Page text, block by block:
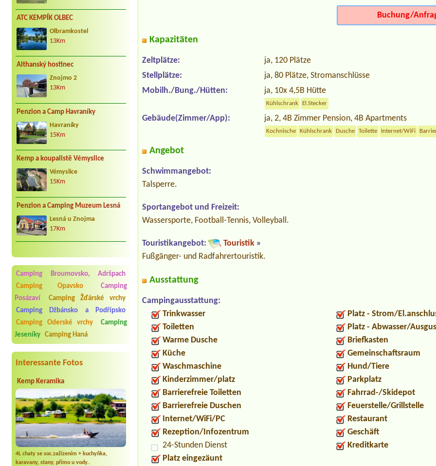
ATC KEMPÍK OLBEC
Olbramkostel
13Km
Althanský hostinec
Znojmo 2
13Km
Penzion a Camp Havraníky
Havraníky
15Km
Kemp a koupalistě Vémyslice
Vémyslice
15Km
Penzion a Camping Muzeum Lesná
Lesná u Znojma
17Km
Camping Broumovsko, Adršpach
Camping Opavsko
Camping
Posázaví
Camping Žďárské vrchy
Camping Džbánsko a Podřípsko
Camping Oderské vrchy
Camping
Jeseníky Camping Haná
Interessante Fotos
Kemp Keramika
4L chaty se soc.zažízením + kuchyňka,
karavany, stany, přímo u vody..
Buchung/
Kapazitäten
Zeltplätze:
ja, 120 Plätze
Stellplätze:
ja, 80 Plätze, Stromanschlüsse
Mobilh./Bung./Hütten:
ja, 10x 4,5B Hütte
Kühlschrank El.Stecker
Gebäude(Zimmer/App): ja, 2, 4B Zimmer Pension, 4B Apartments
Kochnische Kühlschrank Dusche Toilette Internet/WiFi
Angebot
Schwimmangebot:
Talsperre.
Sportangebot und Freizeit:
Wassersporte, Football-Tennis, Volleyball.
Touristikangebot: Touristik »
Fußgänger- und Radfahrertouristik.
Ausstattung
Campingausstattung:
Trinkwasser
Toiletten
Warme Dusche
Küche
Waschmaschine
Kinderzimmer/platz
Barrierefreie Toiletten
Barrierefreie Duschen
Internet/WiFi/PC
Rezeption/Infozentrum
24-Stunden Dienst
Platz eingezäunt
Platz - Strom/
Platz - Abwasser/
Briefkasten
Gemeinschaftsraum
Hund/Tiere
Parkplatz
Fahrrad-/Skidepot
Feuerstelle/Grillstelle
Restaurant
Geschäft
Kreditkarte